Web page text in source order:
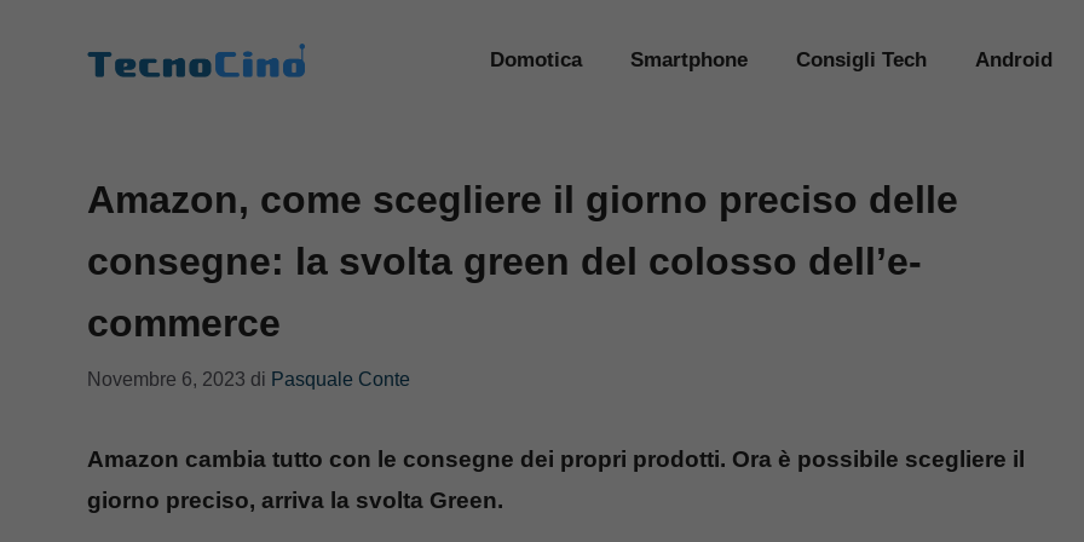
Domotica Smartphone Consigli Tech Android
Amazon, come scegliere il giorno preciso delle
consegne: la svolta green del colosso dell’e-
commerce
Novembre 6, 2023 di Pasquale Conte
Amazon cambia tutto con le consegne dei propri prodotti. Ora è possibile scegliere il
giorno preciso, arriva la svolta Green.